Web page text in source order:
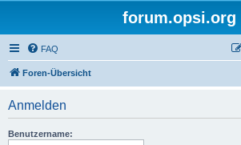
forum.opsi.org
FAQ
Foren-Übersicht
Anmelden
Benutzername: